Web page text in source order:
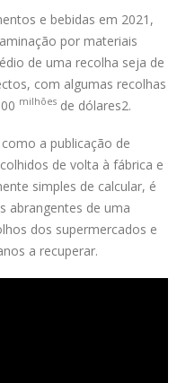
e bebidas em 2021,
por materiais
de uma recolha seja de
com algumas recolhas
milhões de dólares2.
a publicação de
de volta à fábrica e
simples de calcular, é
abrangentes de uma
dos supermercados e
a recuperar.